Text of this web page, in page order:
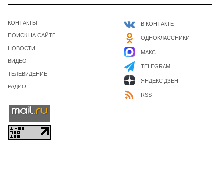
КОНТАКТЫ
ПОИСК НА САЙТЕ
НОВОСТИ
ВИДЕО
ТЕЛЕВИДЕНИЕ
РАДИО
В КОНТАКТЕ
ОДНОКЛАССНИКИ
МАКС
TELEGRAM
ЯНДЕКС ДЗЕН
RSS